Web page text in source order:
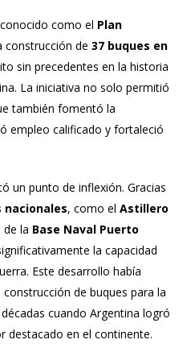
como el Plan
construcción de 37 buques en
sin precedentes en la historia
La iniciativa no solo permitió
también fomentó la
empleo calificado y fortaleció
un punto de inflexión. Gracias
, como el Astillero
de la Base Naval Puerto
la capacidad
Este desarrollo había
de buques para la
cuando Argentina logró
destacado en el continente.